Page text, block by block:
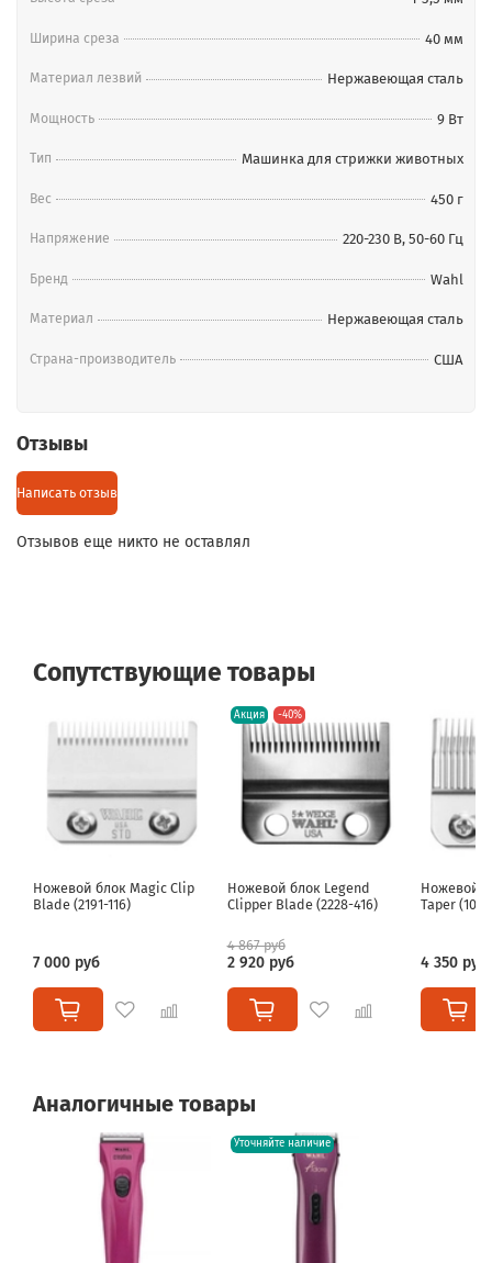
Ширина среза 40 мм
Материал лезвий Нержавеющая сталь
Мощность 9 Вт
Тип Машинка для стрижки животных
Вес 450 г
Напряжение 220-230 В, 50-60 Гц
Бренд Wahl
Материал Нержавеющая сталь
Страна-производитель США
Отзывы
Написать отзыв
Отзывов еще никто не оставлял
Сопутствующие товары
Ножевой блок Magic Clip
Blade (2191-116)
7 000 руб
Акция -40%
Ножевой блок Legend
Clipper Blade (2228-416)
4 867 руб
2 920 руб
Ножевой
Taper
4 350 руб
Аналогичные товары
Уточняйте наличие